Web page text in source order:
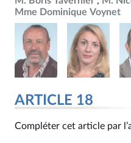
Mme Dominique Voynet
ARTICLE 18
Compléter cet article par